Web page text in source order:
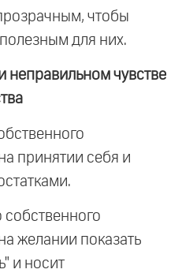
чтобы
для них.
неправильном чувстве
принятии себя и
собственного
желании показать
и носит